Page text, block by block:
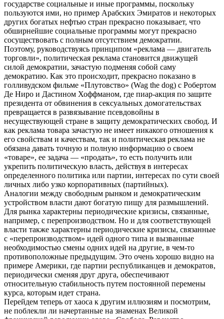
государстве социальные и иные программы, поскольку
пользуются ими, но пример Арабских Эмиратов и некоторых
других богатых нефтью стран прекрасно показывает, что
обширнейшие социальные программы могут прекрасно
сосуществовать с полным отсутствием демократии.
Поэтому, руководствуясь принципом «реклама — двигатель
торговли», политическая реклама становится движущей
силой демократии, зачастую подменяя собой саму
демократию. Как это происходит, прекрасно показано в
голливудском фильме «Плутовство» (Wag the dog) c Робертом
Де Ниро и Дастином Хоффманом, где пиар-акция по защите
президента от обвинения в сексуальных домогательствах
превращается в развязывание псевдовойны в
несуществующей стране в защиту демократических свобод. И
как реклама товара зачастую не имеет никакого отношения к
его свойствам и качествам, так и политическая реклама не
обязана давать точную и полную информацию о своем
«товаре», ее задача — «продать», то есть получить или
укрепить политическую власть, действуя в интересах
определенного политика или партии, интересах по сути своей
личных либо узко корпоративных (партийных).
Аналогии между свободным рынком и демократическим
устройством власти дают богатую пищу для размышлений.
Для рынка характерны периодические кризисы, связанные,
например, с перепроизводством. Но и для соответствующей
власти также характерны периодические кризисы, связанные
с «перепроизводством» идей одного типа и вызванные
необходимостью смены одних идей на другие, в чем-то
противоположные предыдущим. Это очень хорошо видно на
примере Америки, где партии республиканцев и демократов,
периодически сменяя друг друга, обеспечивают
относительную стабильность путем постоянной перемены
курса, которым идет страна.
Перейдем теперь от хаоса к другим иллюзиям и посмотрим,
не поблекли ли начертанные на знаменах Великой